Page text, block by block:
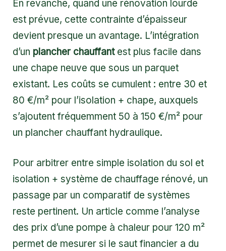
En revanche, quand une rénovation lourde
est prévue, cette contrainte d’épaisseur
devient presque un avantage. L’intégration
d’un plancher chauffantest plus facile dans
une chape neuve que sous un parquet
existant. Les coûts se cumulent : entre 30 et
80 €/m² pour l’isolation + chape, auxquels
s’ajoutent fréquemment 50 à 150 €/m² pour
un plancher chauffant hydraulique.
Pour arbitrer entre simple isolation du sol et
isolation + système de chauffage rénové, un
passage par un comparatif de systèmes
reste pertinent. Un article comme l’analyse
des prix d’une pompe à chaleur pour 120 m²
permet de mesurer si le saut financier a du